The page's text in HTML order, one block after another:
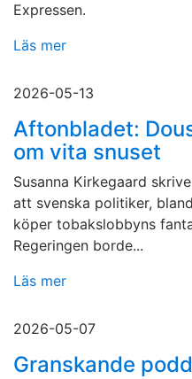
Expressen.
Läs mer
2026-05-13
Aftonbladet:
om vita snuset
Susanna Kirkegaard
att svenska politiker,
köper tobakslobbyns
Regeringen borde...
Läs mer
2026-05-07
Granskande